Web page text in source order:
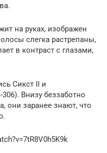
на руках, изображен
слегка растрепаны,
в контраст с глазами,
Сикст II и
Внизу беззаботно
они заранее знают, что